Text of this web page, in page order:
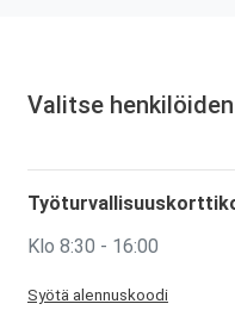
Valitse
Klo 8:30 - 16:00
Syötä alennuskoodi